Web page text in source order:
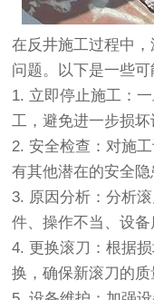
在反井施工过程中
问题。以下是一些可
1. 立即停止施工：
工，避免进一步损坏
2. 安全检查：对施
有其他潜在的安全隐
3. 原因分析：分析
件、操作不当、设备
4. 更换滚刀：根据
换，确保新滚刀的质